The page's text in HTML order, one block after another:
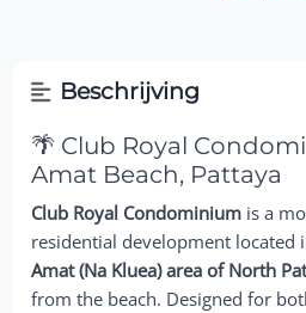
Beschrijving
🌴 Club Royal
Amat Beach, Pattaya
Club Royal Condominium is a
residential development
Amat (Na Kluea) area of North
from the beach. Designed for